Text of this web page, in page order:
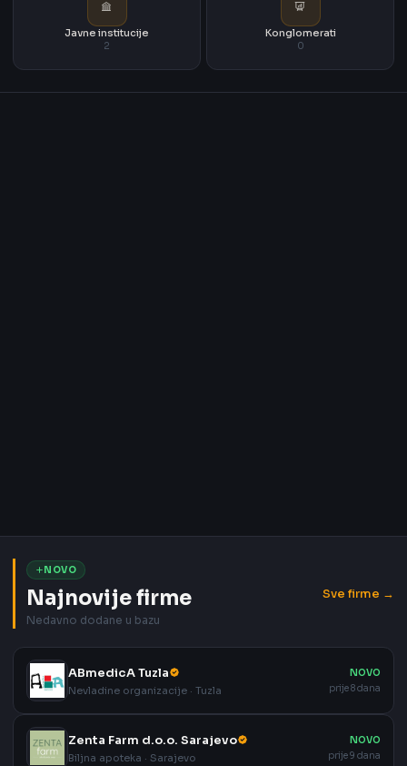
Javne institucije
2
Konglomerati
0
NOVO
Najnovije firme
Nedavno dodane u bazu
Sve firme →
ABmedicA Tuzla
Nevladine organizacije · Tuzla
NOVO
prije 8 dana
Zenta Farm d.o.o. Sarajevo
Biljna apoteka · Sarajevo
NOVO
prije 9 dana